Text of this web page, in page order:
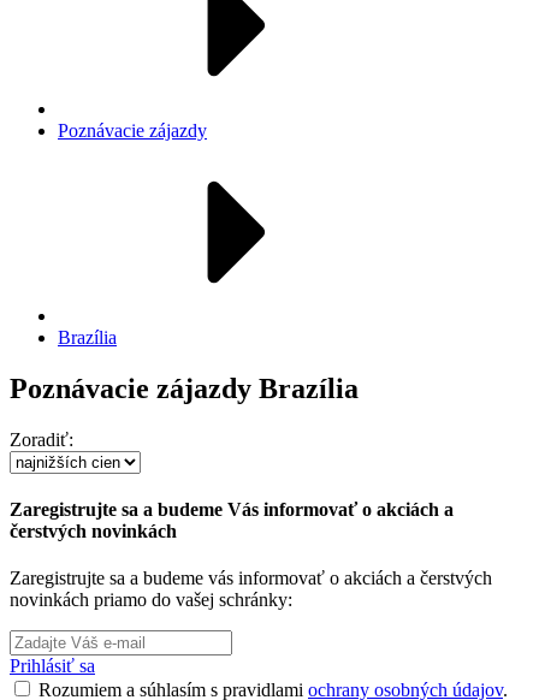
Poznávacie zájazdy
Brazília
Poznávacie zájazdy Brazília
Zoradiť:
Zaregistrujte sa a budeme Vás informovať o akciách a
čerstvých novinkách
Zaregistrujte sa a budeme vás informovať o akciách a čerstvých
novinkách priamo do vašej schránky:
Prihlásiť sa
Rozumiem a súhlasím s pravidlami ochrany osobných údajov.